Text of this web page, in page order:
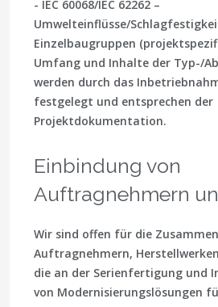
- IEC 60068/IEC 62262 –
Umwelteinflüsse/
Einzelbaugruppen
Umfang und Inhalte der Typ-/
werden durch das
festgelegt und entsprechen der
Projektdokumentation.
Einbindung von
Auftragnehmern
Wir sind offen für die
Auftragnehmern,
die an der Serienfertigung und
von Modernisierungslösungen